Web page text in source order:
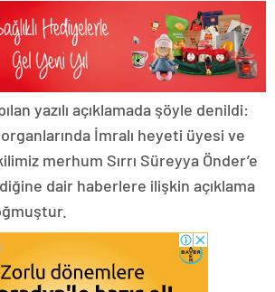
yazılı açıklamada şöyle denildi:
organlarında İmralı heyeti üyesi ve
merhum Sırrı Süreyya Önder’e
dair haberlere ilişkin açıklama